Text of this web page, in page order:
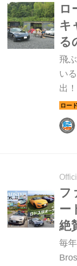
い
ブ
め
ス
先
ラ
今
ロ
キ
る
ク
飛
い
出
い
さ
し
ス
プ
フ
ー
絶
ス
ド
毎